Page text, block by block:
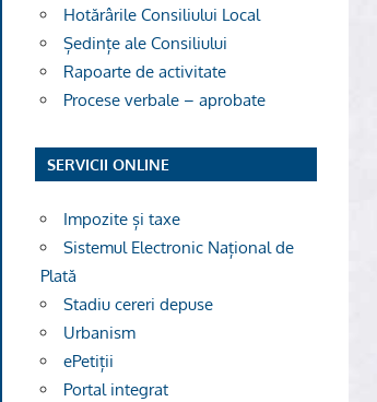
Hotărârile Consiliului Local
Ședințe ale Consiliului
Rapoarte de activitate
Procese verbale – aprobate
SERVICII ONLINE
Impozite și taxe
Sistemul Electronic Național de
Plată
Stadiu cereri depuse
Urbanism
ePetiții
Portal integrat